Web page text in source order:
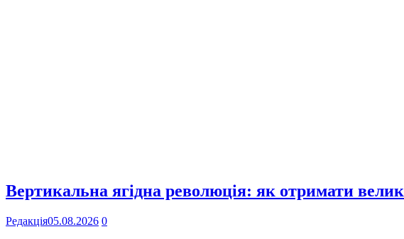
Вертикальна ягідна революція: як отримати
Редакція05.08.2026 0